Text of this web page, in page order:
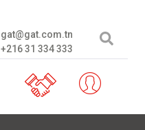
gat@gat.com.tn
+216 31 334 333